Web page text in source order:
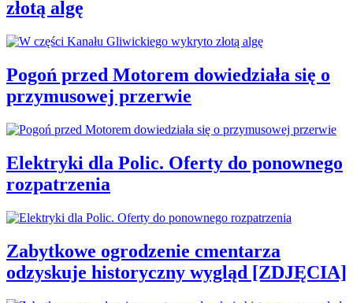
złotą algę
Pogoń przed Motorem dowiedziała się o
przymusowej przerwie
Elektryki dla Polic. Oferty do ponownego
rozpatrzenia
Zabytkowe ogrodzenie cmentarza
odzyskuje historyczny wygląd [ZDJĘCIA]